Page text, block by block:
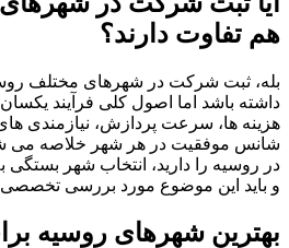
هم تفاوت دارند؟
بله، ثبت شرکت در شهرهای مختلف
داشته باشد اما اصول کلی فرآیند
هزینه ‌ها، سرعت پردازش، نیازمندی
شانس موفقیت در هر شهر خلاصه می
در روسیه را دارید، انتخاب شهر
و باید این موضوع مورد بررسی تخصصی
بهترین شهرهای روسیه